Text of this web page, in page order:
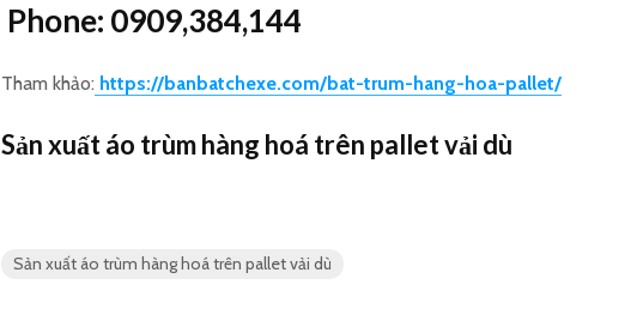
Phone: 0909,384,144
Tham khảo: https://banbatchexe.com/bat-trum-hang-hoa-pallet/
Sản xuất áo trùm hàng hoá trên pallet vải dù
Sản xuất áo trùm hàng hoá trên pallet vải dù